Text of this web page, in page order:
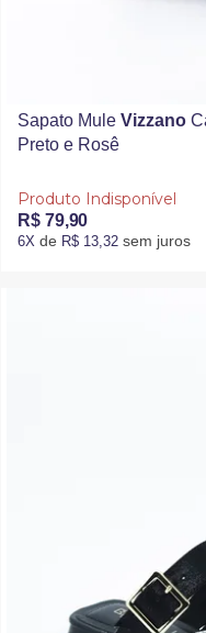
Sapato MuleVizzano
Preto e Rosê
Produto Indisponível
R$ 79,90
6X de R$ 13,32 sem juros